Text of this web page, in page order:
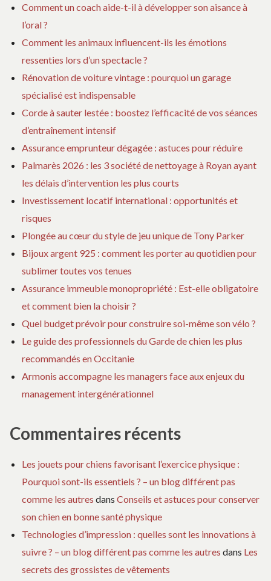
Comment un coach aide-t-il à développer son aisance à
l’oral ?
Comment les animaux influencent-ils les émotions
ressenties lors d’un spectacle ?
Rénovation de voiture vintage : pourquoi un garage
spécialisé est indispensable
Corde à sauter lestée : boostez l’efficacité de vos séances
d’entraînement intensif
Assurance emprunteur dégagée : astuces pour réduire
Palmarès 2026 : les 3 société de nettoyage à Royan ayant
les délais d’intervention les plus courts
Investissement locatif international : opportunités et
risques
Plongée au cœur du style de jeu unique de Tony Parker
Bijoux argent 925 : comment les porter au quotidien pour
sublimer toutes vos tenues
Assurance immeuble monopropriété : Est-elle obligatoire
et comment bien la choisir ?
Quel budget prévoir pour construire soi-même son vélo ?
Le guide des professionnels du Garde de chien les plus
recommandés en Occitanie
Armonis accompagne les managers face aux enjeux du
management intergénérationnel
Commentaires récents
Les jouets pour chiens favorisant l’exercice physique :
Pourquoi sont-ils essentiels ? – un blog différent pas
comme les autres dans Conseils et astuces pour conserver
son chien en bonne santé physique
Technologies d’impression : quelles sont les innovations à
suivre ? – un blog différent pas comme les autres dans Les
secrets des grossistes de vêtements